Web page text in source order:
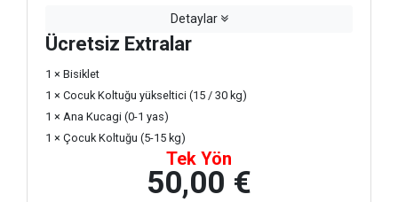
Detaylar
Ücretsiz Extralar
1 × Bisiklet
1 × Cocuk Koltuğu yükseltici (15 / 30 kg)
1 × Ana Kucagi (0-1 yas)
1 × Çocuk Koltuğu (5-15 kg)
Tek Yön
50,00 €